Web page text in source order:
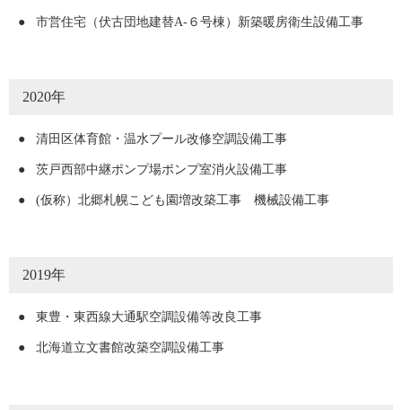
● 市営住宅（伏古団地建替A-６号棟）新築暖房衛生設備工事
2020年
● 清田区体育館・温水プール改修空調設備工事
● 茨戸西部中継ポンプ場ポンプ室消火設備工事
● (仮称）北郷札幌こども園増改築工事 機械設備工事
2019年
● 東豊・東西線大通駅空調設備等改良工事
● 北海道立文書館改築空調設備工事